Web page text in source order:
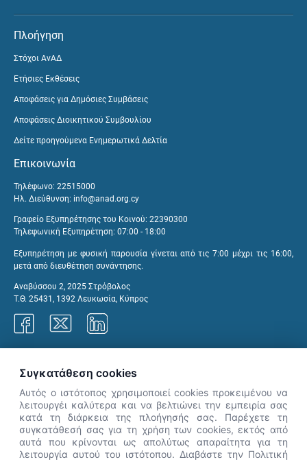
Πλοήγηση
Στόχοι ΑνΑΔ
Ετήσιες Εκθέσεις
Αποφάσεις για Δημόσιες Συμβάσεις
Αποφάσεις Διοικητικού Συμβουλίου
Δείτε προηγούμενα Ενημερωτικά Δελτία
Επικοινωνία
Τηλέφωνο: 22515000
Ηλ. Διεύθυνση: info@anad.org.cy
Γραφείο Εξυπηρέτησης του Κοινού: 22390300
Τηλεφωνική Εξυπηρέτηση: 07:00 - 18:00
Εξυπηρέτηση με φυσική παρουσία γίνεται από τις 7:00 μέχρι τις 16:00,
μετά από διευθέτηση συνάντησης.
Αναβύσσου 2, 2025 Στρόβολος
Τ.Θ. 25431, 1392 Λευκωσία, Κύπρος
👋 Καλώς ήρθες! Είμαι η Νόησις.
Πες μου πώς μπορώ να σε βοηθήσω
Συγκατάθεση cookies
Αυτός ο ιστότοπος χρησιμοποιεί cookies προκειμένου να
λειτουργέι καλύτερα και να βελτιώνει την εμπειρία σας
κατά τη διάρκεια της πλοήγησής σας. Παρέχετε τη
συγκατάθεσή σας για τη χρήση των cookies, εκτός από
αυτά που κρίνονται ως απολύτως απαραίτητα για τη
λειτουργία αυτού του ιστότοπου. Διαβάστε την Πολιτική